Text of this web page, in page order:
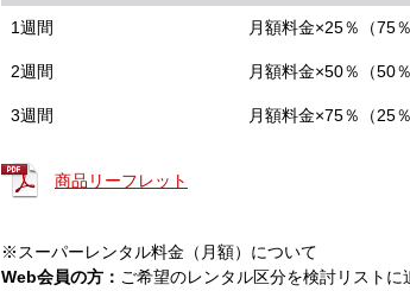
1週間 月額料金×25％（75％
2週間 月額料金×50％（50％
3週間 月額料金×75％（25％
商品リーフレット
※スーパーレンタル料金（月額）について
Web会員の方： ご希望のレンタル区分を検討リスト